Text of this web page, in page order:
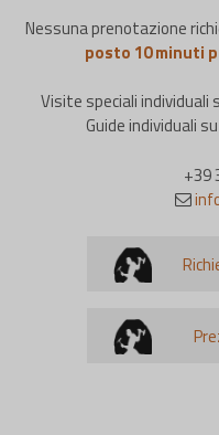
Nessuna prenotazione
posto 10 minuti
Visite speciali individuali
Guide individuali
+39